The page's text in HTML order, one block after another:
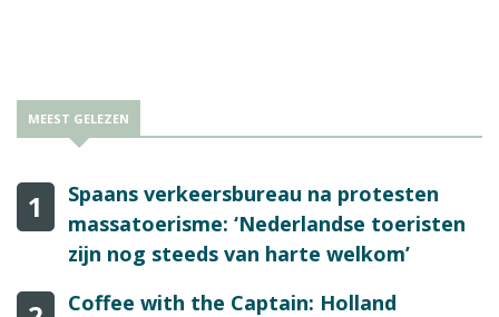
MEEST GELEZEN
1
Spaans verkeersbureau na protesten
massatoerisme: ‘Nederlandse toeristen
zijn nog steeds van harte welkom’
Coffee with the Captain: Holland